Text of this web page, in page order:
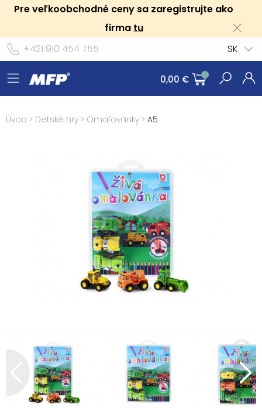
Pre veľkoobchodné ceny sa zaregistrujte ako
firma tu
+421 910 454 755
SK
0,00 €
Úvod > Detské hry > Omaľovánky > A5